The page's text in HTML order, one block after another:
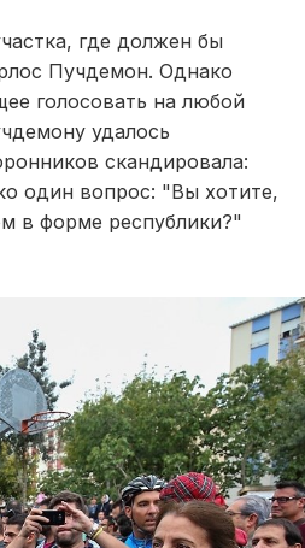
где должен бы
Пучдемон. Однако
голосовать на любой
удалось
скандировала:
один вопрос: "Вы хотите,
в форме республики?"